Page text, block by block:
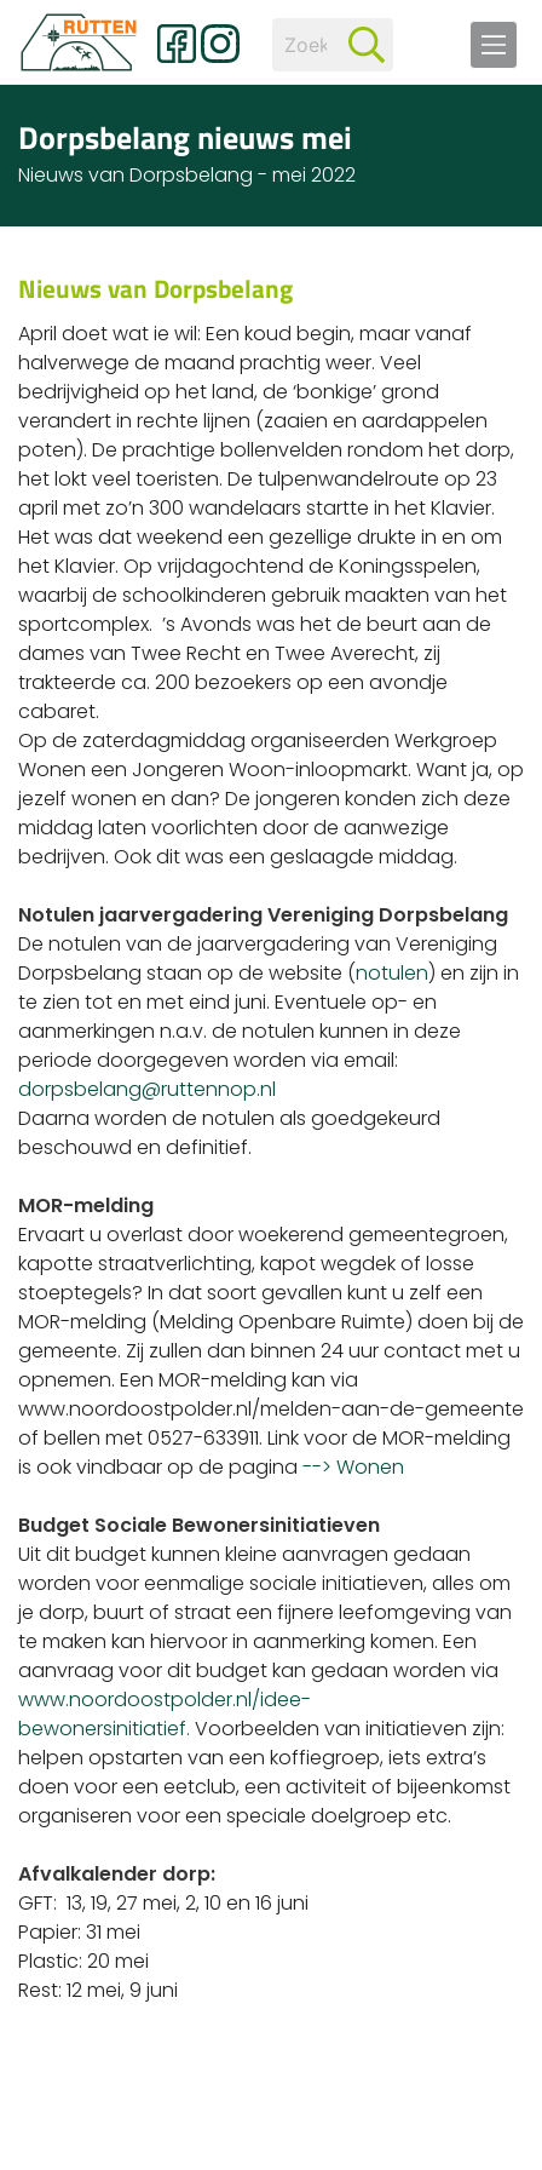
Dorpsbelang nieuws mei
Nieuws van Dorpsbelang - mei 2022
Nieuws van Dorpsbelang
April doet wat ie wil: Een koud begin, maar vanaf
halverwege de maand prachtig weer. Veel
bedrijvigheid op het land, de ‘bonkige’ grond
verandert in rechte lijnen (zaaien en aardappelen
poten). De prachtige bollenvelden rondom het dorp,
het lokt veel toeristen. De tulpenwandelroute op 23
april met zo’n 300 wandelaars startte in het Klavier.
Het was dat weekend een gezellige drukte in en om
het Klavier. Op vrijdagochtend de Koningsspelen,
waarbij de schoolkinderen gebruik maakten van het
sportcomplex. ’s Avonds was het de beurt aan de
dames van Twee Recht en Twee Averecht, zij
trakteerde ca. 200 bezoekers op een avondje
cabaret.
Op de zaterdagmiddag organiseerden Werkgroep
Wonen een Jongeren Woon-inloopmarkt. Want ja, op
jezelf wonen en dan? De jongeren konden zich deze
middag laten voorlichten door de aanwezige
bedrijven. Ook dit was een geslaagde middag.
Notulen jaarvergadering Vereniging Dorpsbelang
De notulen van de jaarvergadering van Vereniging
Dorpsbelang staan op de website (notulen) en zijn in
te zien tot en met eind juni. Eventuele op- en
aanmerkingen n.a.v. de notulen kunnen in deze
periode doorgegeven worden via email:
dorpsbelang@ruttennop.nl
Daarna worden de notulen als goedgekeurd
beschouwd en definitief.
MOR-melding
Ervaart u overlast door woekerend gemeentegroen,
kapotte straatverlichting, kapot wegdek of losse
stoeptegels? In dat soort gevallen kunt u zelf een
MOR-melding (Melding Openbare Ruimte) doen bij de
gemeente. Zij zullen dan binnen 24 uur contact met u
opnemen. Een MOR-melding kan via
www.noordoostpolder.nl/melden-aan-de-gemeente
of bellen met 0527-633911. Link voor de MOR-melding
is ook vindbaar op de pagina --> Wonen
Budget Sociale Bewonersinitiatieven
Uit dit budget kunnen kleine aanvragen gedaan
worden voor eenmalige sociale initiatieven, alles om
je dorp, buurt of straat een fijnere leefomgeving van
te maken kan hiervoor in aanmerking komen. Een
aanvraag voor dit budget kan gedaan worden via
www.noordoostpolder.nl/idee-
bewonersinitiatief. Voorbeelden van initiatieven zijn:
helpen opstarten van een koffiegroep, iets extra’s
doen voor een eetclub, een activiteit of bijeenkomst
organiseren voor een speciale doelgroep etc.
Afvalkalender dorp:
GFT: 13, 19, 27 mei, 2, 10 en 16 juni
Papier: 31 mei
Plastic: 20 mei
Rest: 12 mei, 9 juni